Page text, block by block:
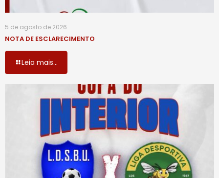
5 de agosto de 2026
NOTA DE ESCLARECIMENTO
Leia mais...